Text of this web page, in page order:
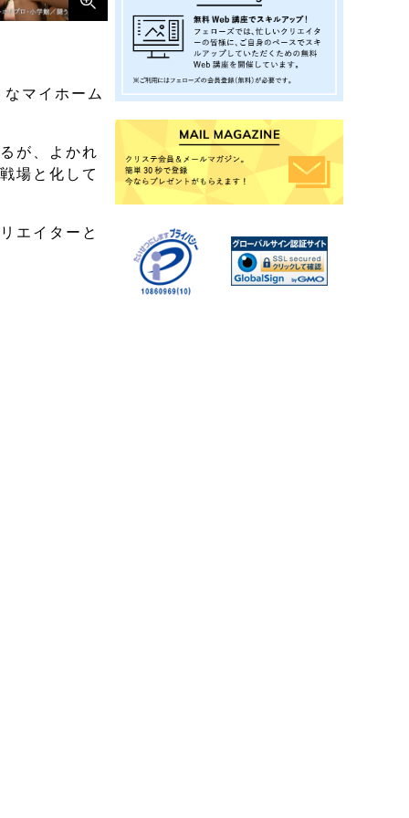
マイホーム
が、よかれ
場と化して
エイターと